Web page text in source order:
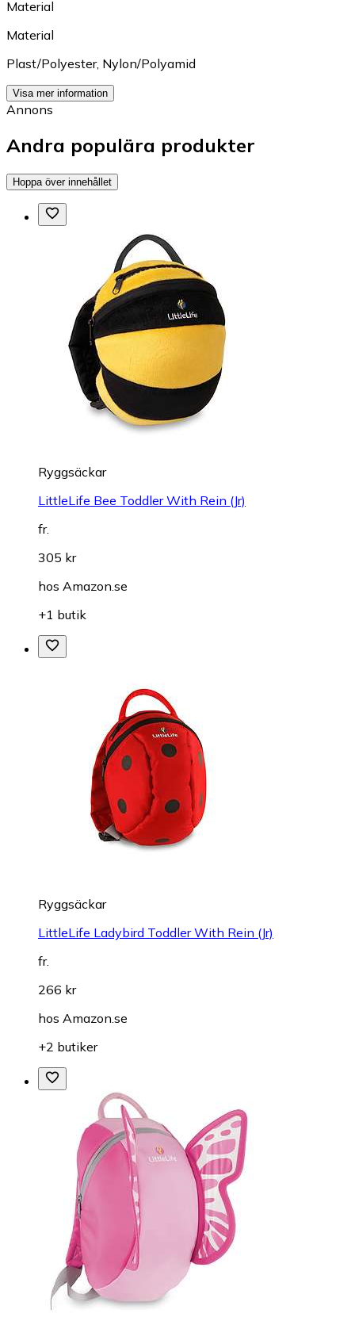
Material
Material
Plast/Polyester, Nylon/Polyamid
Visa mer information
Annons
Andra populära produkter
Hoppa över innehållet
Ryggsäckar
LittleLife Bee Toddler With Rein (Jr)
fr.
305 kr
hos Amazon.se
+1 butik
Ryggsäckar
LittleLife Ladybird Toddler With Rein (Jr)
fr.
266 kr
hos Amazon.se
+2 butiker